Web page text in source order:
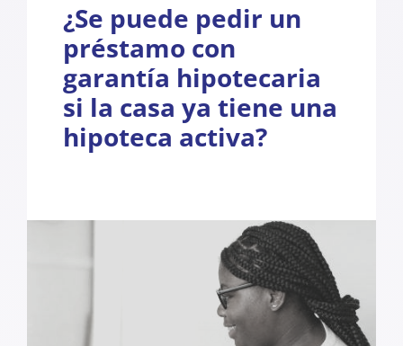
¿Se puede pedir un
préstamo con
garantía hipotecaria
si la casa ya tiene una
hipoteca activa?